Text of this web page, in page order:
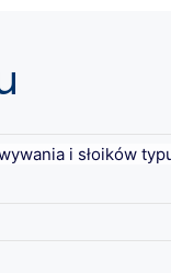
i słoików